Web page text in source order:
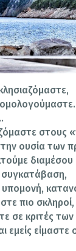
στους
ουσία των
πιο σκληροί,
σε κριτές
εμείς είμαστε